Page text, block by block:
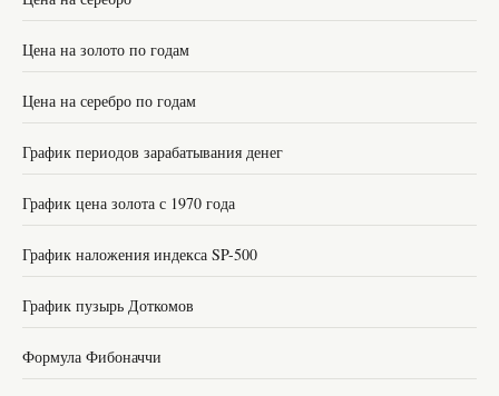
Цена на золото по годам
Цена на серебро по годам
График периодов зарабатывания денег
График цена золота с 1970 года
График наложения индекса SP-500
График пузырь Доткомов
Формула Фибоначчи